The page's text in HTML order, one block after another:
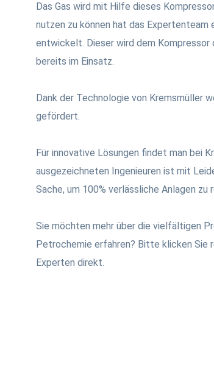
Das Gas wird mit Hilfe dieses
nutzen zu können hat das
entwickelt. Dieser wird dem
bereits im Einsatz.
Dank der Technologie von Kremsmüller
gefördert.
Für innovative Lösungen findet man bei
ausgezeichneten Ingenieuren ist mit
Sache, um 100% verlässliche Anlagen zu
Sie möchten mehr über die vielfältigen
Petrochemie erfahren? Bitte klicken Sie
Experten direkt.